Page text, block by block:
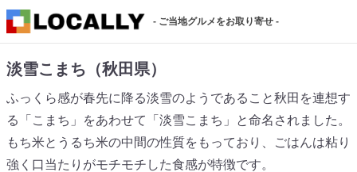
- ご当地グルメをお取り寄せ -
淡雪こまち（秋田県）
ふっくら感が春先に降る淡雪のようであること秋田を連想す
る「こまち」をあわせて「淡雪こまち」と命名されました。
もち米とうるち米の中間の性質をもっており、ごはんは粘り
強く口当たりがモチモチした食感が特徴です。